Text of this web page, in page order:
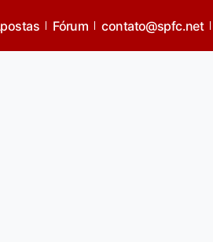
Fórum contato@spfc.net